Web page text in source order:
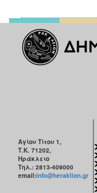
Αγίου Τίτου 1,
Τ.Κ. 71202,
Ηράκλειο
Τηλ.: 2813-409000
email:info@heraklion.gr